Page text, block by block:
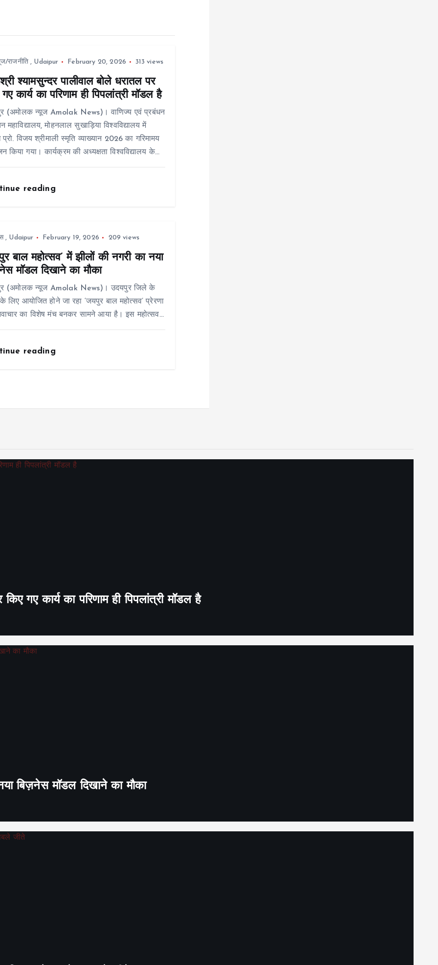
राजनीति, Udaipur February 20, 2026 313 views
श्यामसुन्दर पालीवाल बोले धरातल पर
कार्य का परिणाम ही पिपलांत्री मॉडल है
(अमोलक न्यूज Amolak News)। वाणिज्य एवं प्रबंधन
महाविद्यालय, मोहनलाल सुखाड़िया विश्वविद्यालय में
विजय श्रीमाली स्मृति व्याख्यान 2026 का गरिमामय
किया गया। कार्यक्रम की अध्यक्षता विश्वविद्यालय के…
reading
, Udaipur February 19, 2026 209 views
बाल महोत्सव’ में झीलों की नगरी का नया
मॉडल दिखाने का मौका
(अमोलक न्यूज Amolak News)। उदयपुर जिले के
लिए आयोजित होने जा रहा ‘जयपुर बाल महोत्सव’ प्रेरणा
का विशेष मंच बनकर सामने आया है। इस महोत्सव…
reading
गए कार्य का परिणाम ही पिपलांत्री मॉडल है
बिज़नेस मॉडल दिखाने का मौका